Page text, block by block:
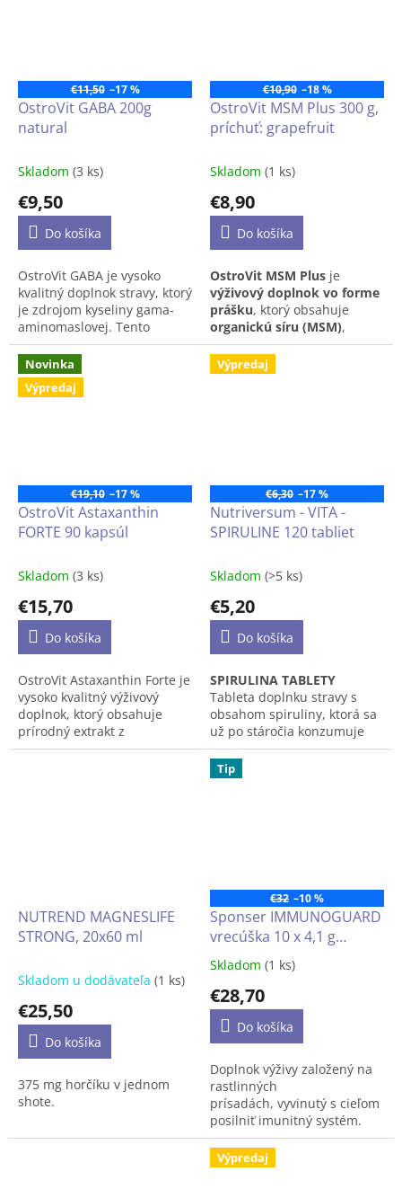
imunitného systému.
€11,50 –17 %
OstroVit GABA 200g
natural
Skladom (3 ks)
€9,50
Do košíka
OstroVit GABA je vysoko
kvalitný doplnok stravy, ktorý
je zdrojom kyseliny gama-
aminomaslovej. Tento
prípravok je dostupný vo
forme prášku a obsahuje iba
jednu zložku. Je to produkt
vytvorený pre ľudí, ktorí
€10,90 –18 %
OstroVit MSM Plus 300 g,
príchuť: grapefruit
Skladom (1 ks)
€8,90
Do košíka
OstroVit MSM Plus je
výživový doplnok vo forme
prášku, ktorý obsahuje
organickú síru (MSM),
glukozamín sulfátavitamín
C. Tento účinný
trojkombinovaný komplex
Novinka
Výpredaj
€19,10 –17 %
OstroVit Astaxanthin
FORTE 90 kapsúl
Skladom (3 ks)
€15,70
Do košíka
OstroVit Astaxanthin Forte je
vysoko kvalitný výživový
doplnok, ktorý obsahuje
prírodný extrakt z
astaxantínu. Ide o prípravok
Výpredaj
€6,30 –17 %
Nutriversum - VITA -
SPIRULINE 120 tabliet
Skladom (>5 ks)
€5,20
Do košíka
SPIRULINA TABLETY
Tableta doplnku stravy s
obsahom spiruliny, ktorá sa
už po stáročia konzumuje
ako potravina a používa sa aj
na liečebné účely.
NUTREND MAGNESLIFE
STRONG, 20x60 ml
Skladom u dodávateľa (1 ks)
€25,50
Do košíka
375 mg horčíku v jednom
shote.
Tip
€32 –10 %
Sponser IMMUNOGUARD
vrecúška 10 x 4,1 g
(príchuť: čierna ríbezľa)
Priemerné
produktu
5,0
5
hviezdičiek.
Skladom (1 ks)
€28,70
Do košíka
Doplnok výživy založený na
rastlinných
prísadách, vyvinutý s cieľom
posilniť imunitný systém.
Výhody:
Výpredaj